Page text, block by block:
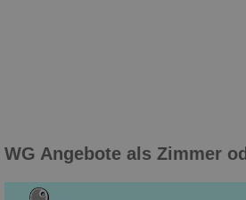
WG Angebote als Zimmer